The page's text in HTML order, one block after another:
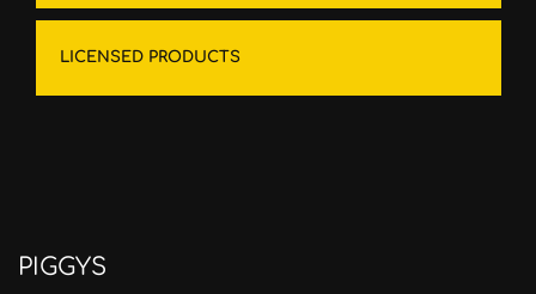
LICENSED PRODUCTS
PIGGYS